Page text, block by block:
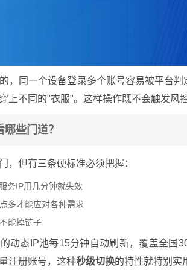
，同一个设备登录多个账号容易被平台
上不同的"衣服"。这样操作既不会触发风
些门道？
，但有三条硬标准必须把握：
务IP用几分钟就失效
多才能应对各种需求
能掉链子
动态IP池每15分钟自动刷新，覆盖全国
注册账号，这种秒级切换的特性就特别实